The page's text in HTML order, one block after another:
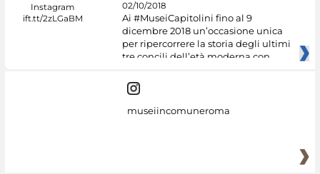
02/10/2018
Ai #MuseiCapitolini fino al 9
dicembre 2018 un’occasione unica
per ripercorrere la storia degli ultimi
tre concili dell’età moderna con
museiincomuneroma